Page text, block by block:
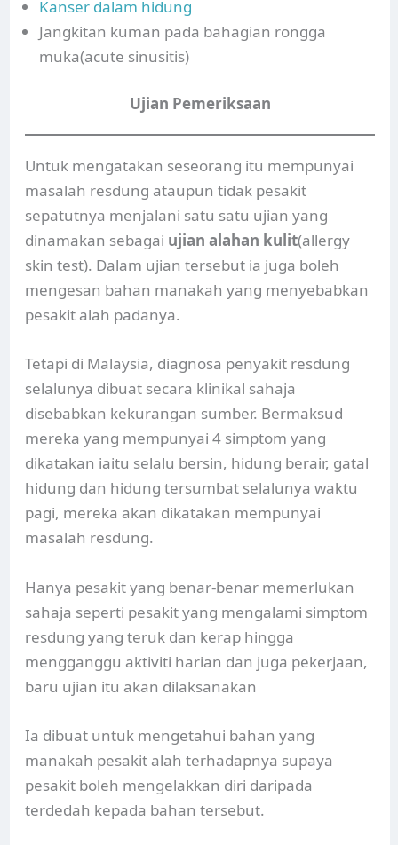
Kanser dalam hidung
Jangkitan kuman pada bahagian rongga
muka(acute sinusitis)
Ujian Pemeriksaan
Untuk mengatakan seseorang itu mempunyai
masalah resdung ataupun tidak pesakit
sepatutnya menjalani satu satu ujian yang
dinamakan sebagai ujian alahan kulit(allergy
skin test). Dalam ujian tersebut ia juga boleh
mengesan bahan manakah yang menyebabkan
pesakit alah padanya.
Tetapi di Malaysia, diagnosa penyakit resdung
selalunya dibuat secara klinikal sahaja
disebabkan kekurangan sumber. Bermaksud
mereka yang mempunyai 4 simptom yang
dikatakan iaitu selalu bersin, hidung berair, gatal
hidung dan hidung tersumbat selalunya waktu
pagi, mereka akan dikatakan mempunyai
masalah resdung.
Hanya pesakit yang benar-benar memerlukan
sahaja seperti pesakit yang mengalami simptom
resdung yang teruk dan kerap hingga
mengganggu aktiviti harian dan juga pekerjaan,
baru ujian itu akan dilaksanakan
Ia dibuat untuk mengetahui bahan yang
manakah pesakit alah terhadapnya supaya
pesakit boleh mengelakkan diri daripada
terdedah kepada bahan tersebut.